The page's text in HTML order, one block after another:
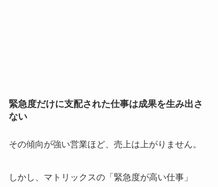
緊急度だけに支配された仕事は成果を生み出さ
ない
その傾向が強い営業ほど、売上は上がりません。
しかし、マトリックスの「緊急度が高い仕事」